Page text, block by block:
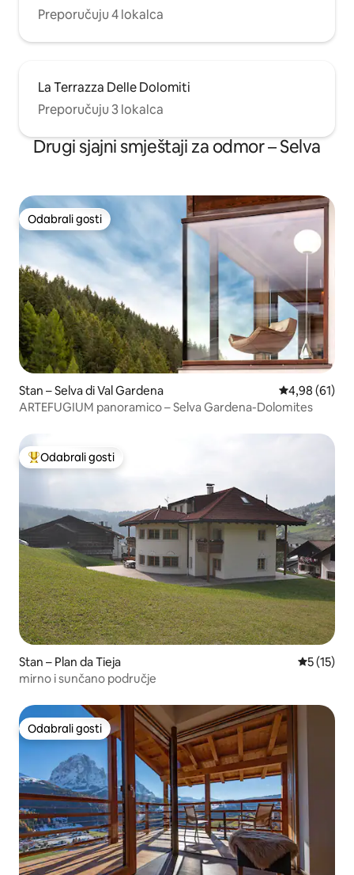
Preporučuju 4 lokalca
La Terrazza Delle Dolomiti
Preporučuju 3 lokalca
Drugi sjajni smještaji za odmor – Selva
Odabrali gosti
Odabrali gosti
Stan – Selva di Val Gardena Prosječna
4,98 (61)
ARTEFUGIUM panoramico – Selva Gardena-Dolomites
Među najviše rangiranima s oznakom „Odabrali gosti”
Odabrali gosti
Stan – Plan da Tieja Prosječna
5 (15)
mirno i sunčano područje
Odabrali gosti
Odabrali gosti